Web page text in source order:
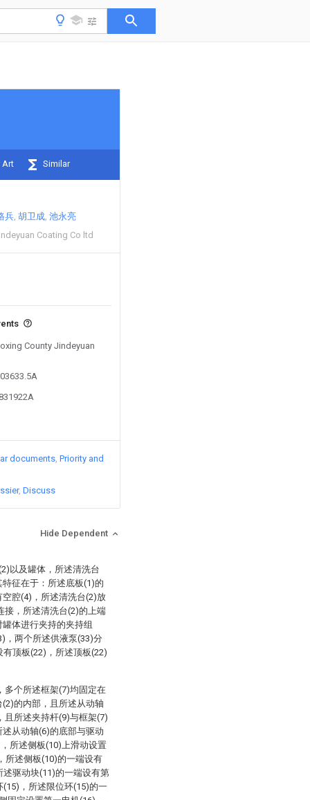
Art Similar
兵 胡卫成 池永亮
Coating Co ltd
County Jindeyuan
documents Priority and
Discuss
Hide Dependent
以及罐体，所述清洗台
征在于：所述底板(1)的
腔(4)，所述清洗台(2)放
接，所述清洗台(2)的上端
体进行夹持的夹持组
，两个所述供液泵(33)分
顶板(22)，所述顶板(22)
多个所述框架(7)均固定在
的内部，且所述从动轴
且所述夹持杆(9)与框架(7)
从动轴(6)的底部与驱动
所述侧板(10)上滑动设置
所述侧板(10)的一端设有
驱动块(11)的一端设有第
，所述限位环(15)的一